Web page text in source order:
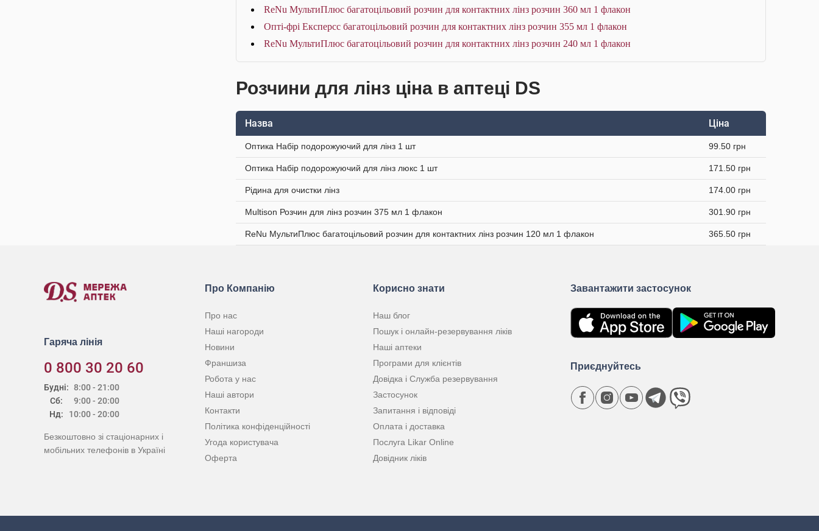
ReNu МультиПлюс багатоцільовий розчин для контактних лінз розчин 360 мл 1 флакон
Опті-фрі Експерсс багатоцільовий розчин для контактних лінз розчин 355 мл 1 флакон
ReNu МультиПлюс багатоцільовий розчин для контактних лінз розчин 240 мл 1 флакон
Розчини для лінз ціна в аптеці DS
Назва Ціна
Оптика Набір подорожуючий для лінз 1 шт 99.50 грн
Оптика Набір подорожуючий для лінз люкс 1 шт 171.50 грн
Рідина для очистки лінз 174.00 грн
Multison Розчин для лінз розчин 375 мл 1 флакон 301.90 грн
ReNu МультиПлюс багатоцільовий розчин для контактних лінз розчин 120 мл 1 флакон 365.50 грн
Гаряча лінія
0 800 30 20 60
Будні:
Сб:
Нд:
8:00 - 21:00
9:00 - 20:00
10:00 - 20:00
Безкоштовно зі стаціонарних і
мобільних телефонів в Україні
Про Компанію
Про нас
Наші нагороди
Новини
Франшиза
Робота у нас
Наші автори
Контакти
Політика конфіденційності
Угода користувача
Оферта
Корисно знати
Наш блог
Пошук і онлайн-резервування ліків
Наші аптеки
Програми для клієнтів
Довідка і Служба резервування
Застосунок
Запитання і відповіді
Оплата і доставка
Послуга Likar Online
Довідник ліків
Завантажити застосунок
Приєднуйтесь